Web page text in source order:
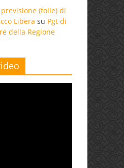
(folle) di
Libera su Pgt di
della Regione